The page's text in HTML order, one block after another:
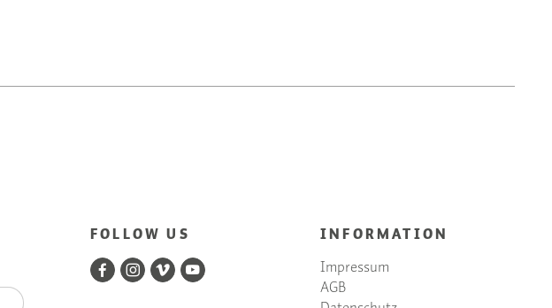
FOLLOW US INFORMATION
Impressum
AGB